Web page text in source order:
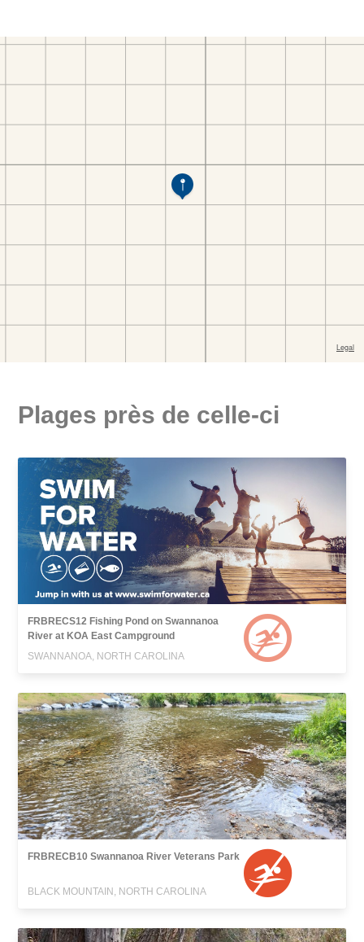
Plages près de celle-ci
FRBRECS12 Fishing Pond on Swannanoa
River at KOA East Campground
SWANNANOA, NORTH CAROLINA
FRBRECB10 Swannanoa River Veterans Park
BLACK MOUNTAIN, NORTH CAROLINA